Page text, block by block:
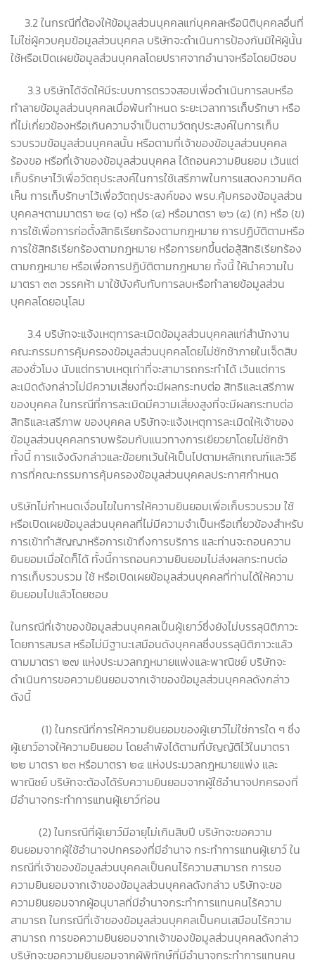
3.2 ในกรณีที่ต้องให้ข้อมูลส่วนบุคคลแก่บุคคลหรือนิติบุคคลอื่นที่
ไม่ใช่ผู้ควบคุมข้อมูลส่วนบุคคล บริษัทจะดำเนินการป้องกันมิให้ผู้นั้น
ใช้หรือเปิดเผยข้อมูลส่วนบุคคลโดยปราศจากอำนาจหรือโดยมิชอบ
3.3 บริษัทได้จัดให้มีระบบการตรวจสอบเพื่อดำเนินการลบหรือ
ทำลายข้อมูลส่วนบุคคลเมื่อพ้นกำหนด ระยะเวลาการเก็บรักษา หรือ
ที่ไม่เกี่ยวข้องหรือเกินความจำเป็นตามวัตถุประสงค์ในการเก็บ
รวบรวมข้อมูลส่วนบุคคลนั้น หรือตามที่เจ้าของข้อมูลส่วนบุคคล
ร้องขอ หรือที่เจ้าของข้อมูลส่วนบุคคล ได้ถอนความยินยอม เว้นแต่
เก็บรักษาไว้เพื่อวัตถุประสงค์ในการใช้เสรีภาพในการแสดงความคิด
เห็น การเก็บรักษาไว้เพื่อวัตถุประสงค์ของ พรบ.คุ้มครองข้อมูลส่วน
บุคคลฯตามมาตรา ๒๔ (๑) หรือ (๔) หรือมาตรา ๒๖ (๕) (ก) หรือ (ข)
การใช้เพื่อการก่อตั้งสิทธิเรียกร้องตามกฎหมาย การปฏิบัติตามหรือ
การใช้สิทธิเรียกร้องตามกฎหมาย หรือการยกขึ้นต่อสู้สิทธิเรียกร้อง
ตามกฎหมาย หรือเพื่อการปฏิบัติตามกฎหมาย ทั้งนี้ ให้นำความใน
มาตรา ๓๓ วรรคห้า มาใช้บังคับกับการลบหรือทำลายข้อมูลส่วน
บุคคลโดยอนุโลม
3.4 บริษัทจะแจ้งเหตุการละเมิดข้อมูลส่วนบุคคลแก่สำนักงาน
คณะกรรมการคุ้มครองข้อมูลส่วนบุคคลโดยไม่ชักช้าภายในเจ็ดสิบ
สองชั่วโมง นับแต่ทราบเหตุเท่าที่จะสามารถกระทำได้ เว้นแต่การ
ละเมิดดังกล่าวไม่มีความเสี่ยงที่จะมีผลกระทบต่อ สิทธิและเสรีภาพ
ของบุคคล ในกรณีที่การละเมิดมีความเสี่ยงสูงที่จะมีผลกระทบต่อ
สิทธิและเสรีภาพ ของบุคคล บริษัทจะแจ้งเหตุการละเมิดให้เจ้าของ
ข้อมูลส่วนบุคคลทราบพร้อมกับแนวทางการเยียวยาโดยไม่ชักช้า
ทั้งนี้ การแจ้งดังกล่าวและข้อยกเว้นให้เป็นไปตามหลักเกณฑ์และวิธี
การที่คณะกรรมการคุ้มครองข้อมูลส่วนบุคคลประกาศกำหนด
บริษัทไม่กำหนดเงื่อนไขในการให้ความยินยอมเพื่อเก็บรวบรวม ใช้
หรือเปิดเผยข้อมูลส่วนบุคคลที่ไม่มีความจำเป็นหรือเกี่ยวข้องสำหรับ
การเข้าทำสัญญาหรือการเข้าถึงการบริการ และท่านจะถอนความ
ยินยอมเมื่อใดก็ได้ ทั้งนี้การถอนความยินยอมไม่ส่งผลกระทบต่อ
การเก็บรวบรวม ใช้ หรือเปิดเผยข้อมูลส่วนบุคคลที่ท่านได้ให้ความ
ยินยอมไปแล้วโดยชอบ
ในกรณีที่เจ้าของข้อมูลส่วนบุคคลเป็นผู้เยาว์ซึ่งยังไม่บรรลุนิติภาวะ
โดยการสมรส หรือไม่มีฐานะเสมือนดังบุคคลซึ่งบรรลุนิติภาวะแล้ว
ตามมาตรา ๒๗ แห่งประมวลกฎหมายแพ่งและพาณิชย์ บริษัทจะ
ดำเนินการขอความยินยอมจากเจ้าของข้อมูลส่วนบุคคลดังกล่าว
ดังนี้
(1) ในกรณีที่การให้ความยินยอมของผู้เยาว์ไม่ใช่การใด ๆ ซึ่ง
ผู้เยาว์อาจให้ความยินยอม โดยลำพังได้ตามที่บัญญัติไว้ในมาตรา
๒๒ มาตรา ๒๓ หรือมาตรา ๒๔ แห่งประมวลกฎหมายแพ่ง และ
พาณิชย์ บริษัทจะต้องได้รับความยินยอมจากผู้ใช้อำนาจปกครองที่
มีอำนาจกระทำการแทนผู้เยาว์ก่อน
(2) ในกรณีที่ผู้เยาว์มีอายุไม่เกินสิบปี บริษัทจะขอความ
ยินยอมจากผู้ใช้อำนาจปกครองที่มีอำนาจ กระทำการแทนผู้เยาว์ ใน
กรณีที่เจ้าของข้อมูลส่วนบุคคลเป็นคนไร้ความสามารถ การขอ
ความยินยอมจากเจ้าของข้อมูลส่วนบุคคลดังกล่าว บริษัทจะขอ
ความยินยอมจากผู้อนุบาลที่มีอำนาจกระทำการแทนคนไร้ความ
สามารถ ในกรณีที่เจ้าของข้อมูลส่วนบุคคลเป็นคนเสมือนไร้ความ
สามารถ การขอความยินยอมจากเจ้าของข้อมูลส่วนบุคคลดังกล่าว
บริษัทจะขอความยินยอมจากผู้พิทักษ์ที่มีอำนาจกระทำการแทนคน